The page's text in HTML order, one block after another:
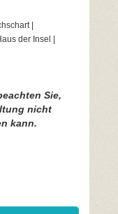
|
der Insel |
Sie,
nicht
kann.